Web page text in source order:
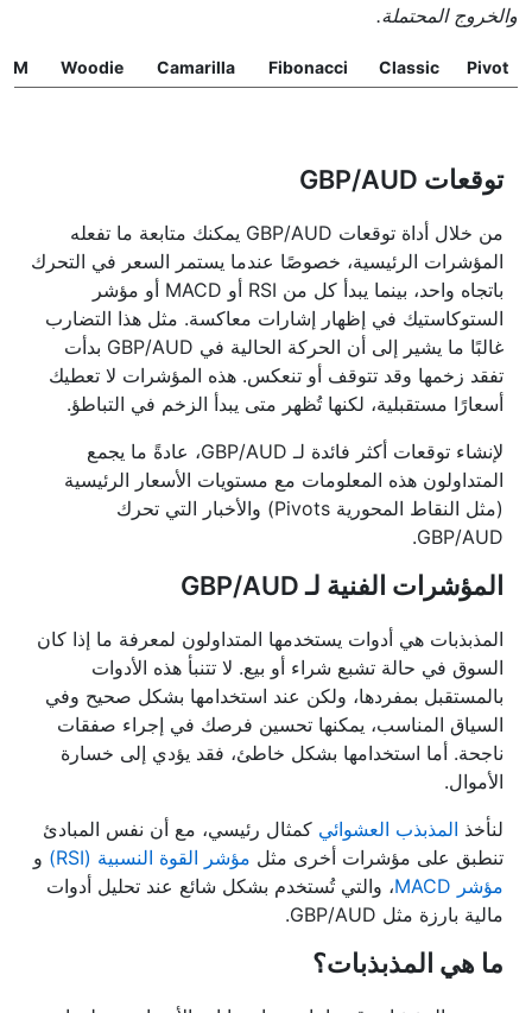
والخروج المحتملة.
Pivot
Classic
Fibonacci
Camarilla
Woodie
DM
توقعات GBP/AUD
من خلال أداة توقعات GBP/AUD يمكنك متابعة ما تفعله
المؤشرات الرئيسية، خصوصًا عندما يستمر السعر في التحرك
باتجاه واحد، بينما يبدأ كل من RSI أو MACD أو مؤشر
الستوكاستيك في إظهار إشارات معاكسة. مثل هذا التضارب
غالبًا ما يشير إلى أن الحركة الحالية في GBP/AUD بدأت
تفقد زخمها وقد تتوقف أو تنعكس. هذه المؤشرات لا تعطيك
أسعارًا مستقبلية، لكنها تُظهر متى يبدأ الزخم في التباطؤ.
لإنشاء توقعات أكثر فائدة لـ GBP/AUD، عادةً ما يجمع
المتداولون هذه المعلومات مع مستويات الأسعار الرئيسية
(مثل النقاط المحورية Pivots) والأخبار التي تحرك
GBP/AUD.
المؤشرات الفنية لـ GBP/AUD
المذبذبات هي أدوات يستخدمها المتداولون لمعرفة ما إذا كان
السوق في حالة تشبع شراء أو بيع. لا تتنبأ هذه الأدوات
بالمستقبل بمفردها، ولكن عند استخدامها بشكل صحيح وفي
السياق المناسب، يمكنها تحسين فرصك في إجراء صفقات
ناجحة. أما استخدامها بشكل خاطئ، فقد يؤدي إلى خسارة
الأموال.
لنأخذ المذبذب العشوائي كمثال رئيسي، مع أن نفس المبادئ
تنطبق على مؤشرات أخرى مثل مؤشر القوة النسبية (RSI)
و
مؤشر MACD
، والتي تُستخدم بشكل شائع عند تحليل أدوات
مالية بارزة مثل GBP/AUD.
ما هي المذبذبات؟